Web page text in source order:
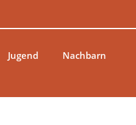
Jugend Nachbarn